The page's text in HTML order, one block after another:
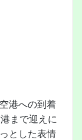
港への到着
まで迎えに
とした表情